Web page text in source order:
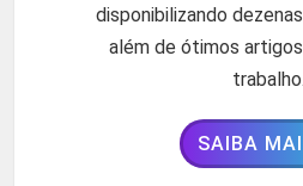
disponibilizando
além de ótimos
trabalho.
SAIBA